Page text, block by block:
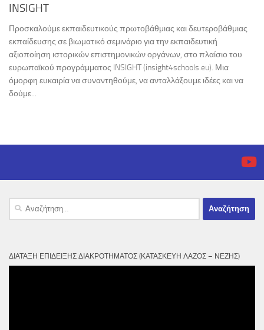
INSIGHT
Προσκαλούμε εκπαιδευτικούς πρωτοβάθμιας και δευτεροβάθμιας
εκπαίδευσης σε βιωματικό σεμινάριο για την εκπαιδευτική
αξιοποίηση ιστορικών επιστημονικών οργάνων, στο πλαίσιο του
ευρωπαϊκού προγράμματος INSIGHT (insight4schools.eu). Μια
όμορφη ευκαιρία να συναντηθούμε, να ανταλλάξουμε ιδέες και να
δούμε...
Αναζήτηση
ΔΙΆΤΑΞΗ ΕΠΊΔΕΙΞΗΣ ΔΙΑΚΡΟΤΉΜΑΤΟΣ (ΚΑΤΑΣΚΕΥΉ ΛΆΖΟΣ – ΝΈΖΗΣ)